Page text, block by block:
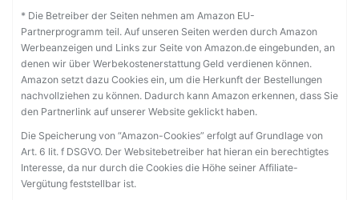
* Die Betreiber der Seiten nehmen am Amazon EU-
Partnerprogramm teil. Auf unseren Seiten werden durch Amazon
Werbeanzeigen und Links zur Seite von Amazon.de eingebunden, an
denen wir über Werbekostenerstattung Geld verdienen können.
Amazon setzt dazu Cookies ein, um die Herkunft der Bestellungen
nachvollziehen zu können. Dadurch kann Amazon erkennen, dass Sie
den Partnerlink auf unserer Website geklickt haben.
Die Speicherung von “Amazon-Cookies” erfolgt auf Grundlage von
Art. 6 lit. f DSGVO. Der Websitebetreiber hat hieran ein berechtigtes
Interesse, da nur durch die Cookies die Höhe seiner Affiliate-
Vergütung feststellbar ist.